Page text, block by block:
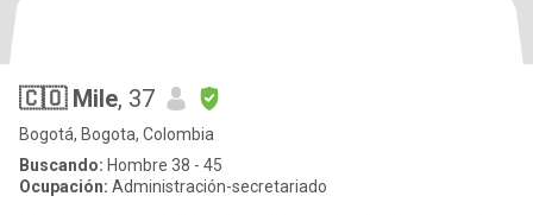
🇨🇴 Mile, 37
Bogotá, Bogota, Colombia
Buscando: Hombre 38 - 45
Ocupación: Administración-secretariado